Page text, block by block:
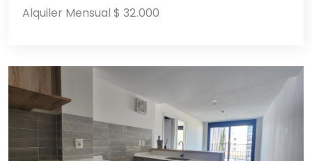
Alquiler Mensual $ 32.000